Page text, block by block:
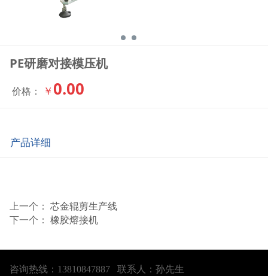
PE研磨对接模压机
价格： ￥ 0.00
产品详细
上一个： 芯金辊剪生产线
下一个： 橡胶熔接机
咨询热线：13810847887 联系人：孙先生